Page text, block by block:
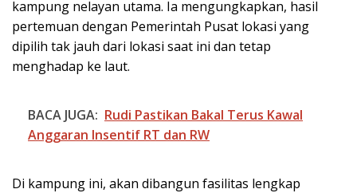
kampung nelayan utama. Ia mengungkapkan, hasil
pertemuan dengan Pemerintah Pusat lokasi yang
dipilih tak jauh dari lokasi saat ini dan tetap
menghadap ke laut.
BACA JUGA: Rudi Pastikan Bakal Terus Kawal
Anggaran Insentif RT dan RW
Di kampung ini, akan dibangun fasilitas lengkap